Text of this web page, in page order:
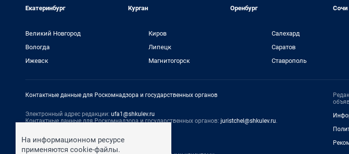
Екатеринбург
Курган
Оренбург
Сочи
Великий Новгород
Вологда
Ижевск
Киров
Липецк
Магнитогорск
Салехард
Саратов
Ставрополь
Контактные данные для Роскомнадзора и государственных органов
Электронный адрес редакции: ufa1@shkulev.ru
Контактные данные для Роскомнадзора и государственных органов: juristchel@shkulev.ru.
По вопросам коммерческого сотрудничества:
На информационном ресурсе
применяются cookie-файлы.